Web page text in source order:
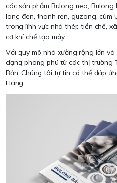
các sản phẩm Bulong neo,
long đen, thanh ren, guzong, cùm
trong lĩnh vực nhà thép tiền chế,
cơ khí chế tạo máy…
Với quy mô nhà xưởng rộng lớn
dạng phong phú từ các thị trường
Bản. Chúng tôi tự tin có thể đáp
Hàng.